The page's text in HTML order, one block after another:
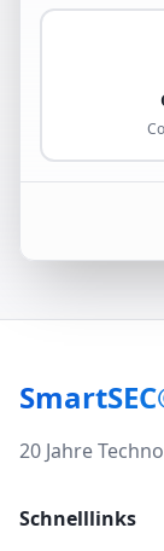
20 Jahre
Schnelllinks